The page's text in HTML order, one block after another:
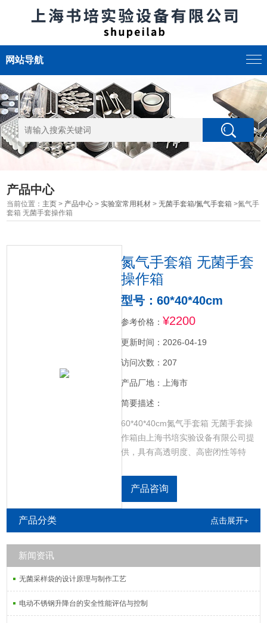
网站导航
产品中心
当前位置： 主页 > 产品中心 >实验室常用耗材 >无菌手套箱/氮气手套箱 >氮气手
套箱 无菌手套操作箱
氮气手套箱 无菌手套
操作箱
型号：60*40*40cm
参考价格： ¥2200
更新时间：2026-04-19
访问次数：207
产品厂地：上海市
简要描述：
60*40*40cm氮气手套箱 无菌手套操
作箱由上海书培实验设备有限公司提
供，具有高透明度、高密闭性等特
进行在大气状态下极易氧化和潮解的
物质与空气隔离的科学实验或者需要
无尘无菌环境的科学实验。采用前开
单，使用便利，能透过紫外光，质
轻，耐化学腐蚀及气候变化。
产品咨询
产品分类 点击展开+
新闻资讯
无菌采样袋的设计原理与制作工艺
电动不锈钢升降台的安全性能评估与控制